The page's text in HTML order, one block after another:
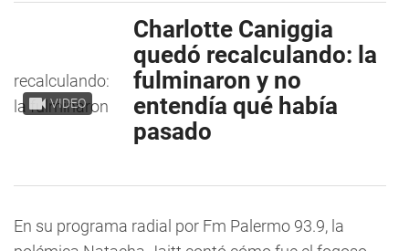
VIDEO
Charlotte Caniggia
quedó recalculando: la
fulminaron y no
entendía qué había
pasado
En su programa radial por Fm Palermo 93.9, la